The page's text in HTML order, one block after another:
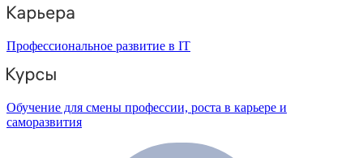
Профессиональное развитие в IT
Обучение для смены профессии, роста в карьере и
саморазвития